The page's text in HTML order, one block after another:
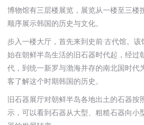
博物馆有三层楼展览，展览从一楼至三楼
顺序展示韩国的历史与文化。
步入一楼大厅，首先来到史前·古代馆。
始在朝鲜半岛生活的旧石器时代起，经过
代，到统一新罗与渤海并存的南北国时代
客了解这个时期韩国的历史。
旧石器展厅对朝鲜半岛各地出土的石器按
示，可以看到石器从大型、粗糙石器向小